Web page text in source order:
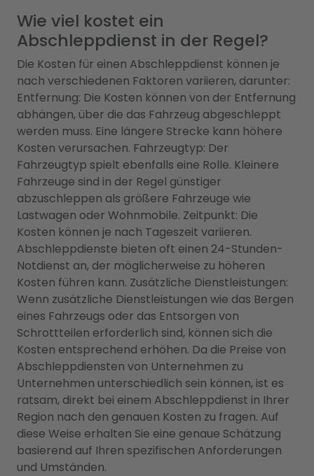
Wie viel kostet ein
Abschleppdienst in der Regel?
Die Kosten für einen Abschleppdienst können je
nach verschiedenen Faktoren variieren, darunter:
Entfernung: Die Kosten können von der Entfernung
abhängen, über die das Fahrzeug abgeschleppt
werden muss. Eine längere Strecke kann höhere
Kosten verursachen. Fahrzeugtyp: Der
Fahrzeugtyp spielt ebenfalls eine Rolle. Kleinere
Fahrzeuge sind in der Regel günstiger
abzuschleppen als größere Fahrzeuge wie
Lastwagen oder Wohnmobile. Zeitpunkt: Die
Kosten können je nach Tageszeit variieren.
Abschleppdienste bieten oft einen 24-Stunden-
Notdienst an, der möglicherweise zu höheren
Kosten führen kann. Zusätzliche Dienstleistungen:
Wenn zusätzliche Dienstleistungen wie das Bergen
eines Fahrzeugs oder das Entsorgen von
Schrottteilen erforderlich sind, können sich die
Kosten entsprechend erhöhen. Da die Preise von
Abschleppdiensten von Unternehmen zu
Unternehmen unterschiedlich sein können, ist es
ratsam, direkt bei einem Abschleppdienst in Ihrer
Region nach den genauen Kosten zu fragen. Auf
diese Weise erhalten Sie eine genaue Schätzung
basierend auf Ihren spezifischen Anforderungen
und Umständen.